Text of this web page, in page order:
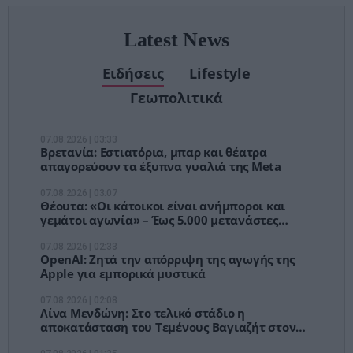
Latest News
Ειδήσεις
Lifestyle
Γεωπολιτικά
Βρετανία: Εστιατόρια, μπαρ και θέατρα
απαγορεύουν τα έξυπνα γυαλιά της Meta
Θέουτα: «Οι κάτοικοι είναι ανήμποροι και
γεμάτοι αγωνία» – Έως 5.000 μετανάστες
OpenAI: Ζητά την απόρριψη της αγωγής της
Apple για εμπορικά μυστικά
Λίνα Μενδώνη: Στο τελικό στάδιο η
αποκατάσταση του Τεμένους Βαγιαζήτ στον